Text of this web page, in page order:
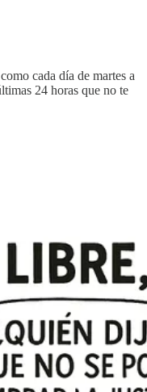
cada día de martes a
24 horas que no te